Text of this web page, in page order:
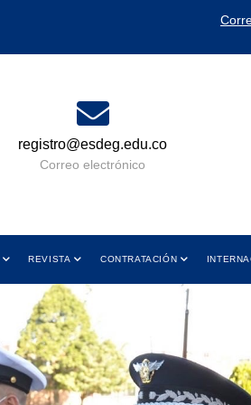
+57 310 273 9049
Celular
REVISTA CONTRATACIÓN